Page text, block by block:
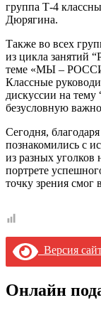
группа Т-4
Дюрягина.
Также во всех
из цикла занятий
теме «МЫ –
Классные
дискуссии на
безусловную
Сегодня,
познакомились с
из разных
портрете
точку зрения смог
Версия
Онлайн